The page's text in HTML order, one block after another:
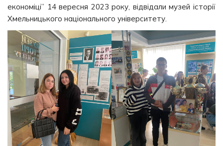
економіці” 14 вересня 2023 року, відвідали музей історії
Хмельницького національного університету.